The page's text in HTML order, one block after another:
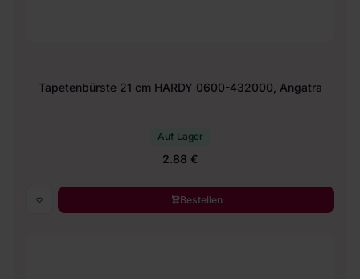
Tapetenbürste 21 cm HARDY 0600-432000, Angatra
Auf Lager
2.88 €
Bestellen